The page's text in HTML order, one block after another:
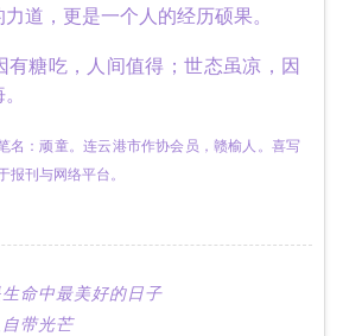
道，更是一个人的经历硕果。
糖吃，人间值得；世态虽凉，因
名：顽童。连云港市作协会员，赣榆人。喜写
报刊与网络平台。
命中最美好的日子
带光芒